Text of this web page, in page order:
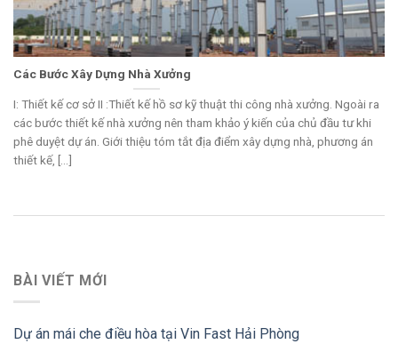
Các Bước Xây Dựng Nhà Xưởng
I: Thiết kế cơ sở II :Thiết kế hồ sơ kỹ thuật thi công nhà xưởng. Ngoài ra
các bước thiết kế nhà xưởng nên tham khảo ý kiến của chủ đầu tư khi
phê duyệt dự án. Giới thiệu tóm tắt địa điểm xây dựng nhà, phương án
thiết kế, [...]
BÀI VIẾT MỚI
Dự án mái che điều hòa tại Vin Fast Hải Phòng